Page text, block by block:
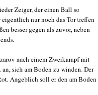
Zeiger, der einen Ball so
nur noch das Tor treffen
besser gegen als zuvor, neben
nach einem Zweikampf mit
sich am Boden zu winden. Der
Angeblich soll er den am Boden